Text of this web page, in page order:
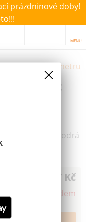
prázdninové doby!
MENU
zvoleného parametru
Point
117 Kč
Není skladem